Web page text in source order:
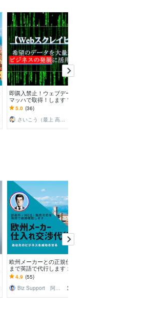
即購入禁止！ウェブデータ／情報
マッハで取得！します 電話、住
所、URL、メールアドレス等をサ
クッと高速取得❗️
5.0 (36)
さいこう（最上 高吉）／情報屋
欧州メーカーとの正規仕入れ交渉
まで英語で代行します オランダ
在住者が取引条件を直接確認
4.9 (55)
Biz Support 阿形 清治
30,000